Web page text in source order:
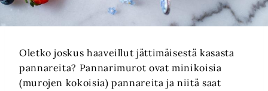
Oletko joskus haaveillut jättimäisestä kasasta
pannareita? Pannarimurot ovat minikoisia
(murojen kokoisia) pannareita ja niitä saat